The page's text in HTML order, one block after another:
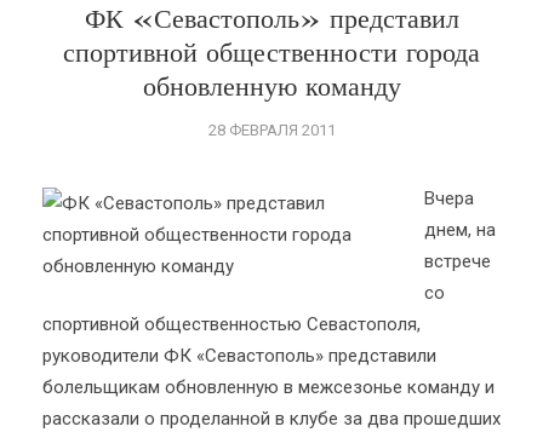
ФК «Севастополь» представил
спортивной общественности города
обновленную команду
28 ФЕВРАЛЯ 2011
Вчера
днем, на
встрече
со
спортивной общественностью Севастополя,
руководители ФК «Севастополь» представили
болельщикам обновленную в межсезонье команду и
рассказали о проделанной в клубе за два прошедших